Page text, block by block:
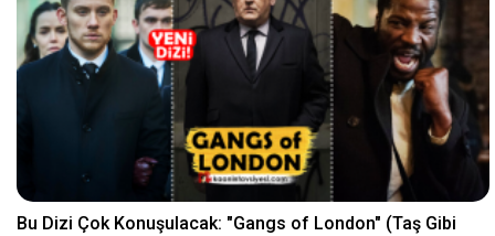
Bu Dizi Çok Konuşulacak: "Gangs of London" (Taş Gibi